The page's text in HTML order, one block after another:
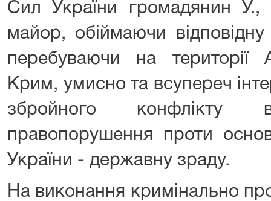
Сил України громадянин У.,
майор, обіймаючи
перебуваючи на території
Крим, умисно та всупереч
збройного конфлікту
правопорушення проти
України - державну зраду.
На виконання кримінально